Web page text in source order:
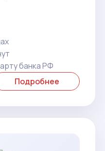
банка РФ
Подробнее